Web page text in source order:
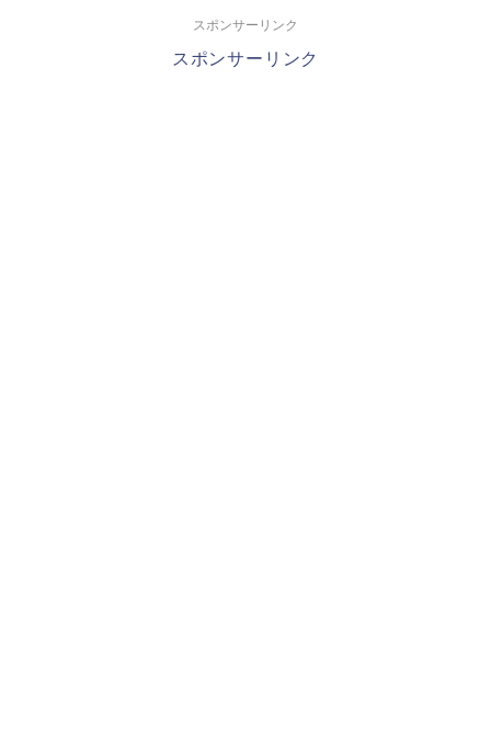
スポンサーリンク
スポンサーリンク